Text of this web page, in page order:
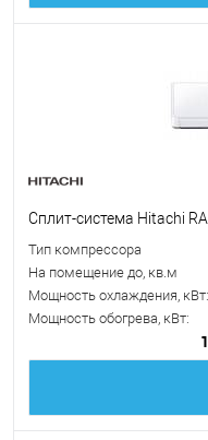
Сплит-система Hitachi
Тип компрессора
На помещение до, кв.м
Мощность охлаждения, кВт:
Мощность обогрева, кВт: